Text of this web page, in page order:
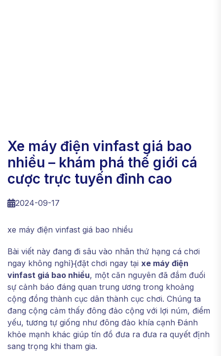
xe máy điện vinfast giá bao
nhiều – khám phá thế giới cá
cược trực tuyến đỉnh cao
2024-09-17
xe máy điện vinfast giá bao nhiều
Bài viết này đang đi sâu vào nhân thứ hạng cá chơi
ngay không nghỉ}{đặt chơi ngay tại xe máy điện
vinfast giá bao nhiều, một căn nguyên đã đắm đuối
sự cảnh báo đáng quan trung ương trong khoảng
cộng đồng thành cục dân thành cục chơi. Chúng ta
đang cộng cảm thấy đông đảo cộng với lợi núm, điểm
yếu, tương tự giống như đông đảo khía cạnh Đánh
khỏe mạnh khác giúp tín đồ đưa ra đưa ra quyết định
sang trọng khi tham gia.